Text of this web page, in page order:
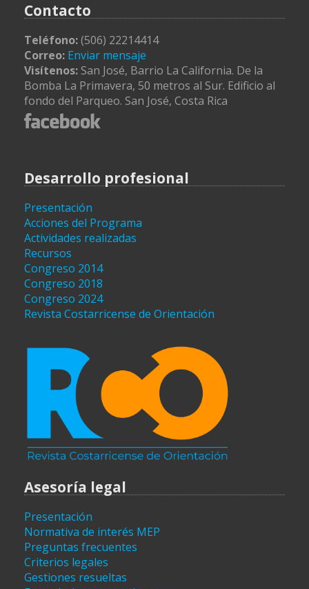
Contacto
Teléfono:(506) 22214414
Correo: Enviar mensaje
Visítenos: San José, Barrio La California. De la
Bomba La Primavera, 50 metros al Sur. Edificio al
fondo del Parqueo. San José, Costa Rica
Desarrollo profesional
Presentación
Acciones del Programa
Actividades realizadas
Recursos
Congreso 2014
Congreso 2018
Congreso 2024
Revista Costarricense de Orientación
Asesoría legal
Presentación
Normativa de interés MEP
Preguntas frecuentes
Criterios legales
Gestiones resueltas